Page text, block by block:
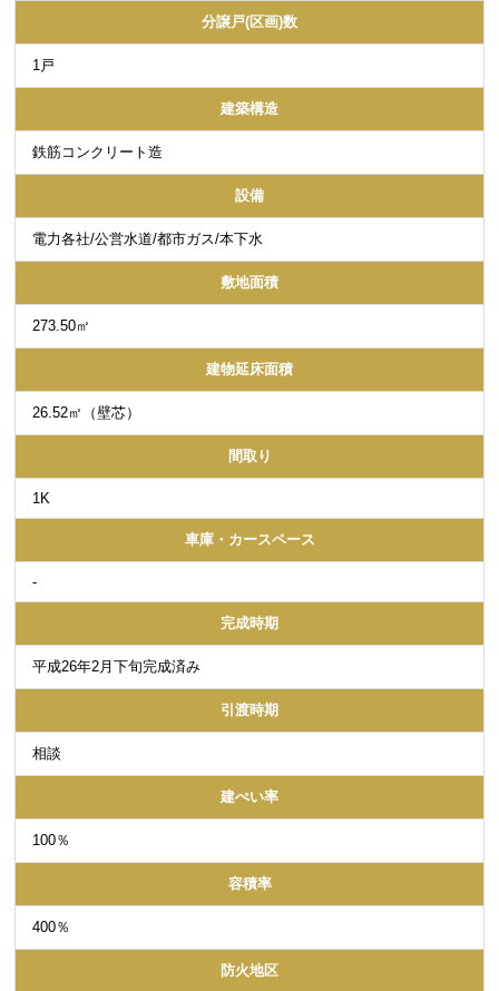
分譲戸(区画)数
1戸
建築構造
鉄筋コンクリート造
設備
電力各社/公営水道/都市ガス/本下水
敷地面積
273.50㎡
建物延床面積
26.52㎡（壁芯）
間取り
1K
車庫・カースペース
-
完成時期
平成26年2月下旬完成済み
引渡時期
相談
建ぺい率
100％
容積率
400％
防火地区